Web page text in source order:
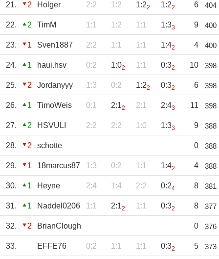
21. 2 Holger 2:2 1:2 1:22 1:22 6 404
22. 2 TimM 1:1 1:2 1:1 1:33 9 400
23. 1 Sven1887 2:2 1:1 1:1 1:42 4 400
24. 1 haui.hsv 0:2 1:02 1:1 0:32 10 398
25. 2 Jordanyyy 1:3 0:2 1:22 0:32 6 398
26. 1 TimoWeis 0:1 2:12 2:1 2:43 11 398
27. 2 HSVULI 2:2 2:2 1:0 1:33 9 388
28. 2 schotte 0 388
29. 1 18marcus87 1:3 0:2 1:1 1:42 4 388
30. 1 Heyne 2:4 1:4 2:2 0:24 8 381
31. 1 Naddel0206 1:1 2:12 1:1 0:32 8 377
32. 2 BrianClough 0 376
33. EFFE76 0:2 1:1 1:1 0:32 5 373